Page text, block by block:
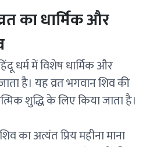
का धार्मिक और
धर्म में विशेष धार्मिक और
है। यह व्रत भगवान शिव की
शुद्धि के लिए किया जाता है।
का अत्यंत प्रिय महीना माना